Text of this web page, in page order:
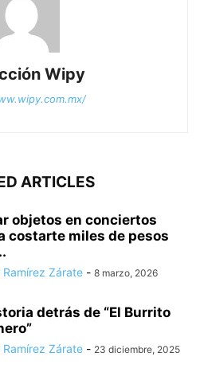
Wipy
ARTICLES
objetos en conciertos
costarte miles de pesos
Ramírez Zárate - 8 marzo, 2026
detrás de “El Burrito
Ramírez Zárate - 23 diciembre, 2025